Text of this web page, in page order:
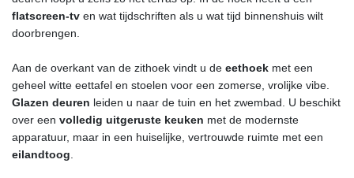
flatscreen-tv en wat tijdschriften als u wat tijd binnenshuis wilt
doorbrengen.
Aan de overkant van de zithoek vindt u de eethoek met een
geheel witte eettafel en stoelen voor een zomerse, vrolijke vibe.
Glazen deuren leiden u naar de tuin en het zwembad. U beschikt
over een volledig uitgeruste keuken met de modernste
apparatuur, maar in een huiselijke, vertrouwde ruimte met een
eilandtoog